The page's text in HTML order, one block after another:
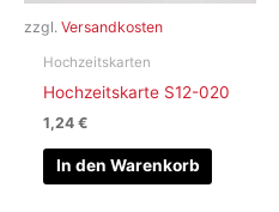
zzgl. Versandkosten
Hochzeitskarten
Hochzeitskarte S12-020
1,24€
In den Warenkorb